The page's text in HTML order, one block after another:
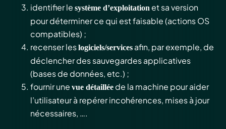
identifier le système d’exploitation et sa version
pour déterminer ce qui est faisable (actions OS
compatibles) ;
recenser leslogiciels/services afin, par exemple, de
déclencher des sauvegardes applicatives
(bases de données, etc.) ;
fournir une vue détaillée de la machine pour aider
l’utilisateur à repérer incohérences, mises à jour
nécessaires, ….